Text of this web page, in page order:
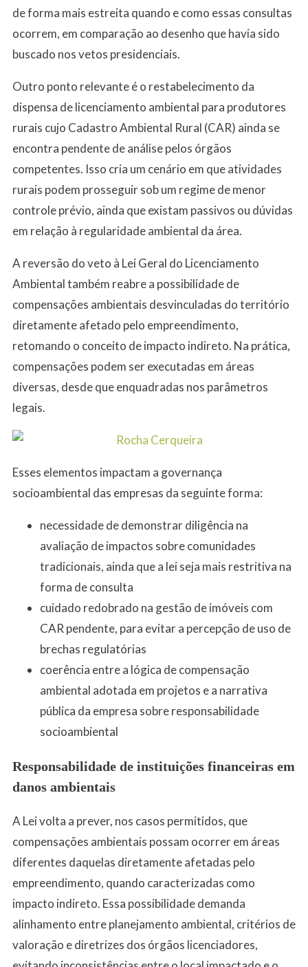
de forma mais estreita quando e como essas consultas
ocorrem, em comparação ao desenho que havia sido
buscado nos vetos presidenciais.
Outro ponto relevante é o restabelecimento da
dispensa de licenciamento ambiental para produtores
rurais cujo Cadastro Ambiental Rural (CAR) ainda se
encontra pendente de análise pelos órgãos
competentes. Isso cria um cenário em que atividades
rurais podem prosseguir sob um regime de menor
controle prévio, ainda que existam passivos ou dúvidas
em relação à regularidade ambiental da área.
A reversão do veto à Lei Geral do Licenciamento
Ambiental também reabre a possibilidade de
compensações ambientais desvinculadas do território
diretamente afetado pelo empreendimento,
retomando o conceito de impacto indireto. Na prática,
compensações podem ser executadas em áreas
diversas, desde que enquadradas nos parâmetros
legais.
Esses elementos impactam a governança
socioambiental das empresas da seguinte forma:
necessidade de demonstrar diligência na
avaliação de impactos sobre comunidades
tradicionais, ainda que a lei seja mais restritiva na
forma de consulta
cuidado redobrado na gestão de imóveis com
CAR pendente, para evitar a percepção de uso de
brechas regulatórias
coerência entre a lógica de compensação
ambiental adotada em projetos e a narrativa
pública da empresa sobre responsabilidade
socioambiental
Responsabilidade de instituições financeiras em
danos ambientais
A Lei volta a prever, nos casos permitidos, que
compensações ambientais possam ocorrer em áreas
diferentes daquelas diretamente afetadas pelo
empreendimento, quando caracterizadas como
impacto indireto. Essa possibilidade demanda
alinhamento entre planejamento ambiental, critérios de
valoração e diretrizes dos órgãos licenciadores,